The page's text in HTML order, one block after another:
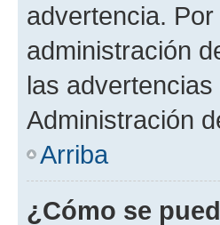
advertencia.
administración
las
Administración
Arriba
¿Cómo se